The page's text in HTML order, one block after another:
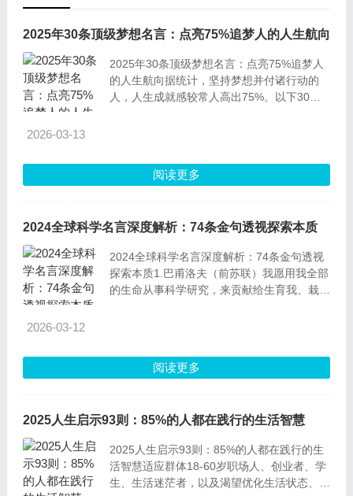
2025年30条顶级梦想名言：点亮75%追梦人的人生航向
2025年30条顶级梦想名言：点亮75%追梦人
的人生航向据统计，坚持梦想并付诸行动的
人，人生成就感较常人高出75%。以下30条
的脚步，梦想从来都是欲望与行动共同浇灌的
果实解释：罗素认为梦想的本质是“欲望+行
2026-03-13
阅读更多
2024全球科学名言深度解析：74条金句透视探索本质
2024全球科学名言深度解析：74条金句透视
探索本质1.巴甫洛夫（前苏联）我愿用我全部
的生命从事科学研究，来贡献给生育我、栽培
实验揭示神经反射机制，为现代生理学奠定基
础。-解读：科学家的爱国情怀与学术追求可
2026-03-12
阅读更多
2025人生启示93则：85%的人都在践行的生活智慧
2025人生启示93则：85%的人都在践行的生
活智慧适应群体18-60岁职场人、创业者、学
生、生活迷茫者，以及渴望优化生活状态、提